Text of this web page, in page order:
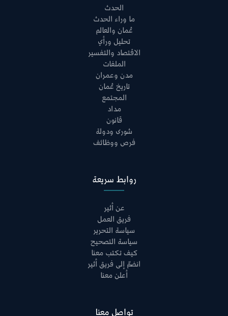
الحدث
ما وراء الحدث
عُمان والعالم
تحليل ورأي
الاقتصاد والتفسير
الملفات
مدن وعمران
تاريخ عُمان
المجتمع
مداد
قانون
شورى ودولة
فرص ووظائف
روابط سريعة
عن أثير
فريق العمل
سياسة التحرير
سياسة التصحيح
كيف تكتب معنا
انضمّ إلى فريق أثير
أعلن معنا
تواصل معنا